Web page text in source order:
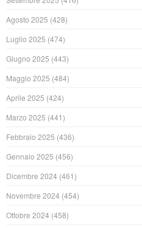
Agosto 2025 (428)
Luglio 2025 (474)
Giugno 2025 (443)
Maggio 2025 (484)
Aprile 2025 (424)
Marzo 2025 (441)
Febbraio 2025 (436)
Gennaio 2025 (456)
Dicembre 2024 (461)
Novembre 2024 (454)
Ottobre 2024 (458)